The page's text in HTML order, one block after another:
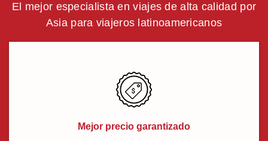
El mejor especialista en viajes de alta calidad por
Asia para viajeros latinoamericanos
Mejor precio garantizado